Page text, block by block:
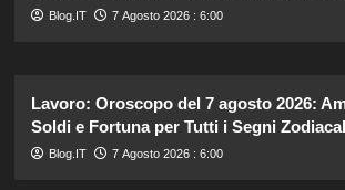
Blog.IT 7 Agosto 2026 : 6:00
Lavoro: Oroscopo del 7 agosto 2026:
Soldi e Fortuna per Tutti i Segni
Blog.IT 7 Agosto 2026 : 6:00